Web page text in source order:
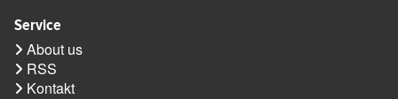
Service
About us
RSS
Kontakt